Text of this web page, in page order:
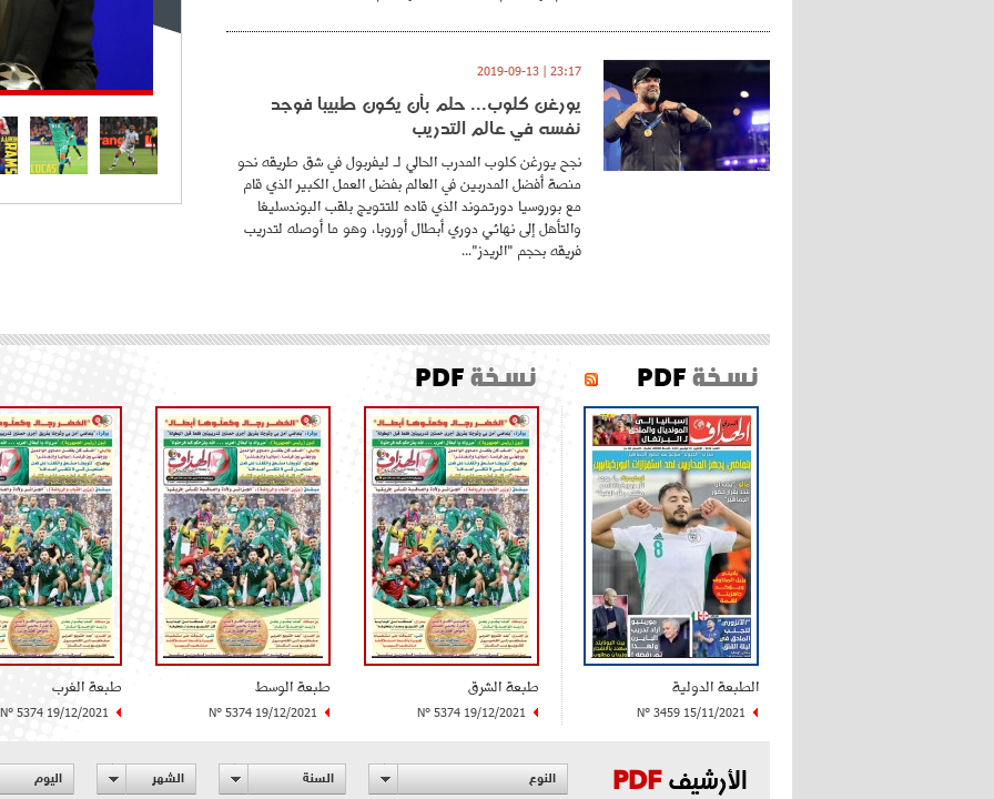
23:17 | 2019-09-13
يورغن كلوب... حلم بأن يكون طبيبا فوجد
نفسه في عالم التدريب
نجح يورغن كلوب المدرب الحالي لـ ليفربول في شق طريقه نحو
منصة أفضل المدربين في العالم بفضل العمل الكبير الذي قام
مع بوروسيا دورتموند الذي قاده للتتويج بلقب البوندسليغا
والتأهل إلى نهائي دوري أبطال أوروبا، وهو ما أوصله لتدريب
فريقه بحجم "الريدز"...
نسخةPDF
الطبعة الدولية
N° 3459 15/11/2021
نسخةPDF
طبعة الشرق
N° 5374 19/12/2021
طبعة الوسط
N° 5374 19/12/2021
طبعة الغرب
N° 5374 19/12/2021
الأرشيفPDF النوع السنة الشهر اليوم